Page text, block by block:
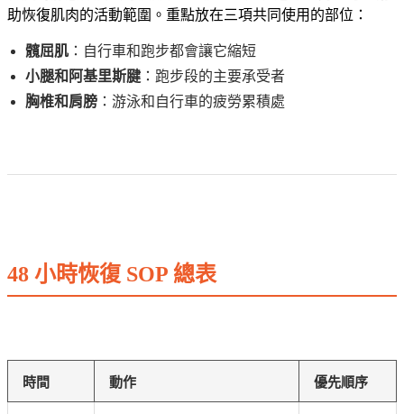
助恢復肌肉的活動範圍。重點放在三項共同使用的部位：
髖屈肌 ：自行車和跑步都會讓它縮短
小腿和阿基里斯腱 ：跑步段的主要承受者
胸椎和肩膀 ：游泳和自行車的疲勞累積處
48 小時恢復 SOP 總表
時間 動作 優先順序